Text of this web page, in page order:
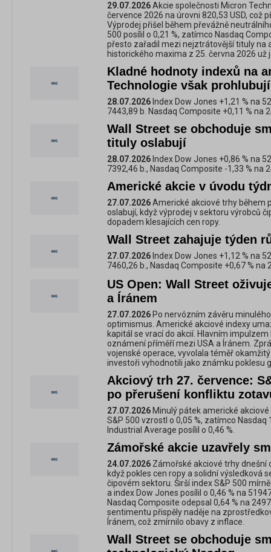
29.07.2026Akcie společnosti Micron
července 2026 na úrovni 820,53 USD, což
Výprodej přišel během převážně
500 posílil o 0,21 %, zatímco Nasdaq
přesto zařadil mezi nejztrátovější tituly na
historického maxima z 25. června 2026 už
Kladné hodnoty indexů na
Technologie však
28.07.2026 Index Dow Jones +1,21 % na
7443,89 b. Nasdaq Composite +0,11 % na
Wall Street se obchoduje
tituly oslabují
28.07.2026 Index Dow Jones +0,86 % na
7392,46 b., Nasdaq Composite -1,33 % na
Americké akcie v úvodu
27.07.2026Americké akciové trhy během
oslabují, když výprodej v sektoru výrobců
dopadem klesajících cen ropy.
Wall Street zahajuje týden
27.07.2026 Index Dow Jones +1,12 % na
7460,26 b., Nasdaq Composite +0,67 % na
US Open: Wall Street
a Íránem
27.07.2026 Po nervózním závěru
optimismus. Americké akciové indexy
kapitál se vrací do akcií. Hlavním
oznámení příměří mezi USA a Íránem.
vojenské operace, vyvolala téměř
investoři vyhodnotili jako známku poklesu
Akciový trh 27. července:
po přerušení konfliktu
27.07.2026 Minulý pátek americké
S&P 500 vzrostl o 0,05 %, zatímco Nasdaq
Industrial Average posílil o 0,46 %.
Zámořské akcie uzavřely
24.07.2026 Zámořské akciové trhy dnešní
když pokles cen ropy a solidní výsledková
čipovém sektoru. Širší index S&P 500
a index Dow Jones posílil o 0,46 % na
Nasdaq Composite odepsal 0,64 % na
sentimentu přispěly naděje na
Íránem, což zmírnilo obavy z inflace.
Wall Street se obchoduje